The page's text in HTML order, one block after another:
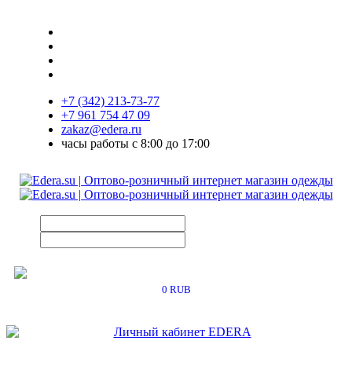
+7 (342) 213-73-77
+7 961 754 47 09
zakaz@edera.ru
часы работы с 8:00 до 17:00
0 RUB